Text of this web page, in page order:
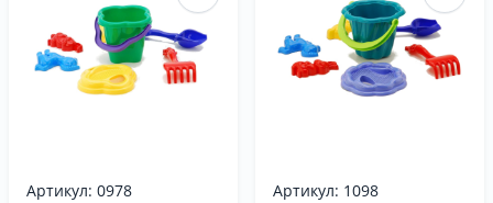
Артикул: 0978 Артикул: 1098